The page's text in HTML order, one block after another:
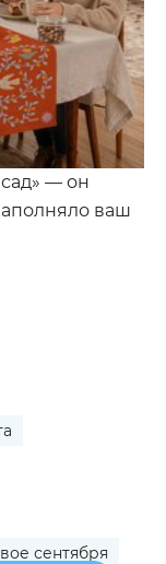
— он
ваш
сентября